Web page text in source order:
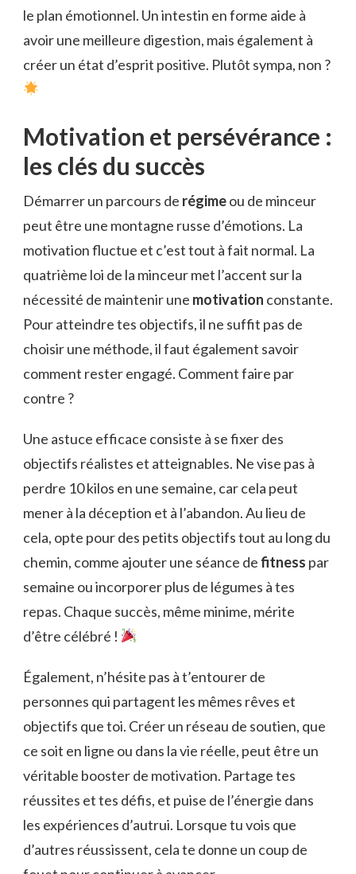
le plan émotionnel. Un intestin en forme aide à
avoir une meilleure digestion, mais également à
créer un état d’esprit positive. Plutôt sympa, non ?
Motivation et persévérance :
les clés du succès
Démarrer un parcours de régimeou de minceur
peut être une montagne russe d’émotions. La
motivation fluctue et c’est tout à fait normal. La
quatrième loi de la minceur met l’accent sur la
nécessité de maintenir une motivation constante.
Pour atteindre tes objectifs, il ne suffit pas de
choisir une méthode, il faut également savoir
comment rester engagé. Comment faire par
contre ?
Une astuce efficace consiste à se fixer des
objectifs réalistes et atteignables. Ne vise pas à
perdre 10 kilos en une semaine, car cela peut
mener à la déception et à l’abandon. Au lieu de
cela, opte pour des petits objectifs tout au long du
chemin, comme ajouter une séance defitness par
semaine ou incorporer plus de légumes à tes
repas. Chaque succès, même minime, mérite
d’être célébré !
Également, n’hésite pas à t’entourer de
personnes qui partagent les mêmes rêves et
objectifs que toi. Créer un réseau de soutien, que
ce soit en ligne ou dans la vie réelle, peut être un
véritable booster de motivation. Partage tes
réussites et tes défis, et puise de l’énergie dans
les expériences d’autrui. Lorsque tu vois que
d’autres réussissent, cela te donne un coup de